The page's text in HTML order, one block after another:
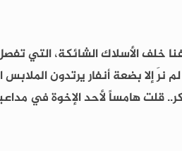
خلف الأسلاك الشائكة، التي
نرَ إلا بضعة أنفار يرتدون
قلت هامساً لأحد الإخوة في